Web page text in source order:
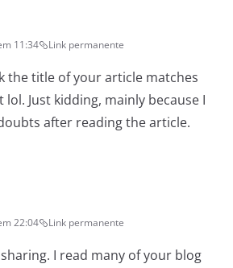
11:34 Link permanente
the title of your article matches
Just kidding, mainly because I
after reading the article.
22:04 Link permanente
I read many of your blog